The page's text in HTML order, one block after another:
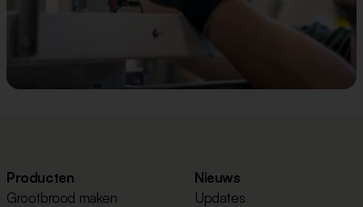
Producten
Grootbrood maken
Nieuws
Updates